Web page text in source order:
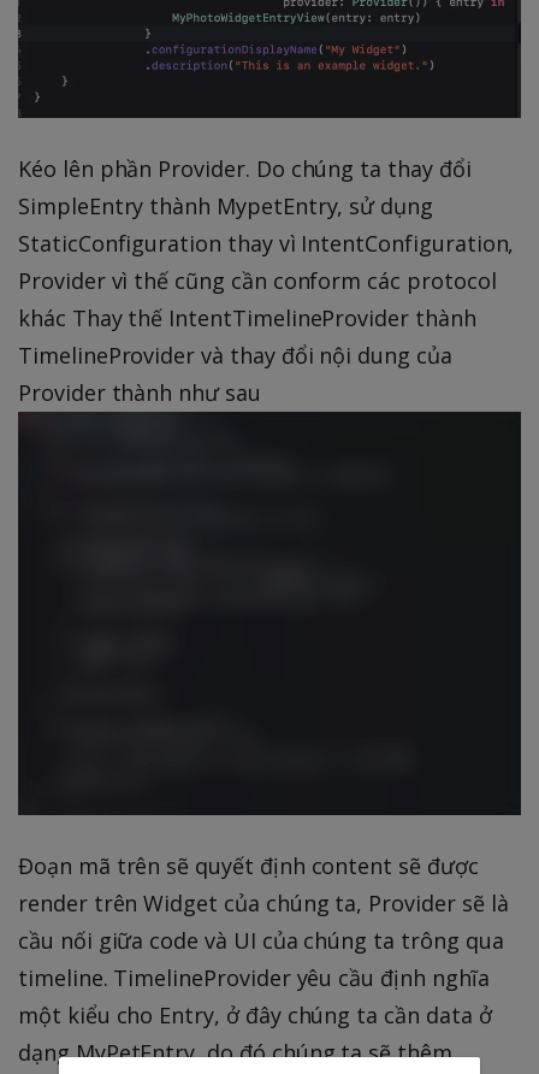
Kéo lên phần Provider. Do chúng ta thay đổi
SimpleEntry thành MypetEntry, sử dụng
StaticConfiguration thay vì IntentConfiguration,
Provider vì thế cũng cần conform các protocol
khác Thay thế IntentTimelineProvider thành
TimelineProvider và thay đổi nội dung của
Provider thành như sau
Đoạn mã trên sẽ quyết định content sẽ được
render trên Widget của chúng ta, Provider sẽ là
cầu nối giữa code và UI của chúng ta trông qua
timeline. TimelineProvider yêu cầu định nghĩa
một kiểu cho Entry, ở đây chúng ta cần data ở
dạng MyPetEntry, do đó chúng ta sẽ thêm